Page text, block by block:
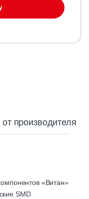
производителя
«Витан»
SMD